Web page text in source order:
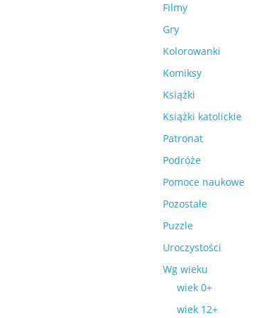
Filmy
Gry
Kolorowanki
Komiksy
Książki
Książki katolickie
Patronat
Podróże
Pomoce naukowe
Pozostałe
Puzzle
Uroczystości
Wg wieku
wiek 0+
wiek 12+